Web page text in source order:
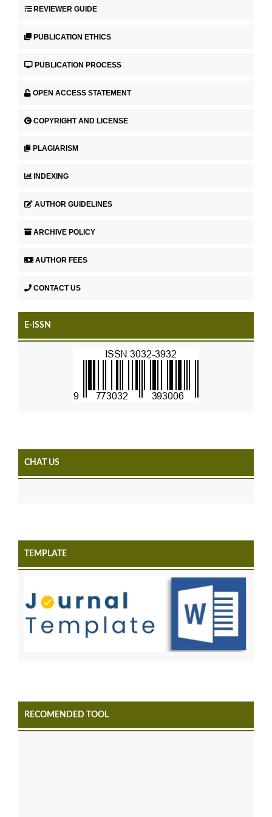
REVIEWER GUIDE
PUBLICATION ETHICS
PUBLICATION PROCESS
OPEN ACCESS STATEMENT
COPYRIGHT AND LICENSE
PLAGIARISM
INDEXING
AUTHOR GUIDELINES
ARCHIVE POLICY
AUTHOR FEES
CONTACT US
E-ISSN
CHAT US
TEMPLATE
RECOMENDED TOOL